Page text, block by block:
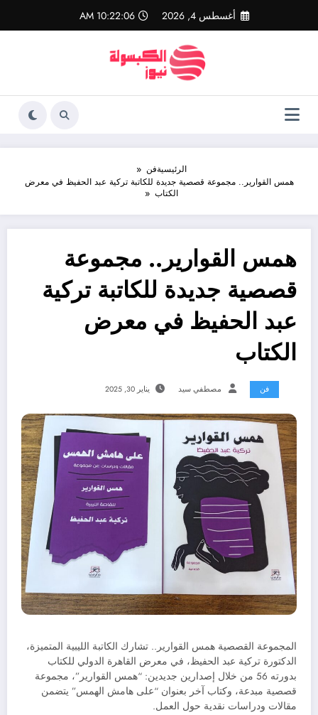
المحتوى
أغسطس 4, 2026 10:22:07 AM
الرئيسيةفن
همس القوارير.. مجموعة قصصية جديدة للكاتبة تركية عبد الحفيظ في معرض
الكتاب
همس القوارير.. مجموعة
قصصية جديدة للكاتبة تركية
عبد الحفيظ في معرض
الكتاب
فن مصطفي سيد يناير 30, 2025
المجموعة القصصية همس القوارير.. تشارك الكاتبة الليبية المتميزة،
الدكتورة تركية عبد الحفيظ، في معرض القاهرة الدولي للكتاب
بدورته 56 من خلال إصدارين جديدين: “همس القوارير”، مجموعة
قصصية مبدعة، وكتاب آخر بعنوان “على هامش الهمس” يتضمن
مقالات ودراسات نقدية حول العمل.